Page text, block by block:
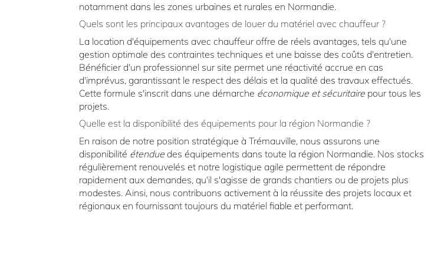
notamment dans les zones urbaines et rurales en Normandie.
Quels sont les principaux avantages de louer du matériel avec chauffeur ?
La location d'équipements avec chauffeur offre de réels avantages, tels qu'une
gestion optimale des contraintes techniques et une baisse des coûts d'entretien.
Bénéficier d'un professionnel sur site permet une réactivité accrue en cas
d'imprévus, garantissant le respect des délais et la qualité des travaux effectués.
Cette formule s'inscrit dans une démarche économique et sécuritairepour tous les
projets.
Quelle est la disponibilité des équipements pour la région Normandie ?
En raison de notre position stratégique à Trémauville, nous assurons une
disponibilité étenduedes équipements dans toute la région Normandie. Nos stocks
régulièrement renouvelés et notre logistique agile permettent de répondre
rapidement aux demandes, qu'il s'agisse de grands chantiers ou de projets plus
modestes. Ainsi, nous contribuons activement à la réussite des projets locaux et
régionaux en fournissant toujours du matériel fiable et performant.